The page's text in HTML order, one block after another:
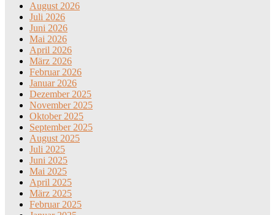
August 2026
Juli 2026
Juni 2026
Mai 2026
April 2026
März 2026
Februar 2026
Januar 2026
Dezember 2025
November 2025
Oktober 2025
September 2025
August 2025
Juli 2025
Juni 2025
Mai 2025
April 2025
März 2025
Februar 2025